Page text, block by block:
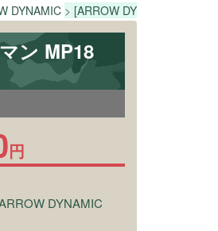
DYNAMIC [ARROW DYNAMIC] ベルク
ン MP18
円
DYNAMIC